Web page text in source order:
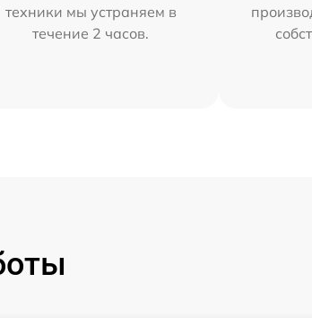
техники мы устраняем в
течение 2 часов.